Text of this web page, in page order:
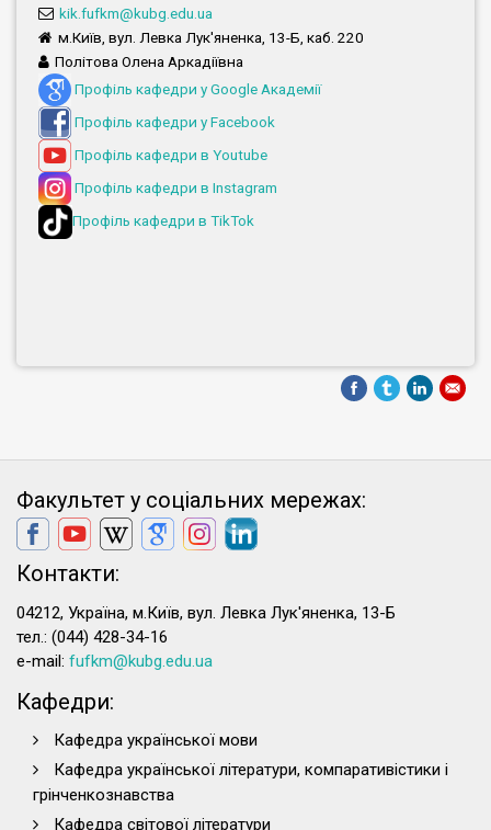
kik.fufkm@kubg.edu.ua
м.Київ, вул. Левка Лук'яненка, 13-Б, каб. 220
Політова Олена Аркадіївна
Профіль кафедри у Google Академії
Профіль кафедри у Facebook
Профіль кафедри в Youtube
Профіль кафедри в Instagram
Профіль кафедри в TikTok
Факультет у соціальних мережах:
Контакти:
04212, Україна, м.Київ, вул. Левка Лук'яненка, 13-Б
тел.: (044) 428-34-16
e-mail: fufkm@kubg.edu.ua
Кафедри:
Кафедра української мови
Кафедра української літератури, компаративістики і
грінченкознавства
Кафедра світової літератури